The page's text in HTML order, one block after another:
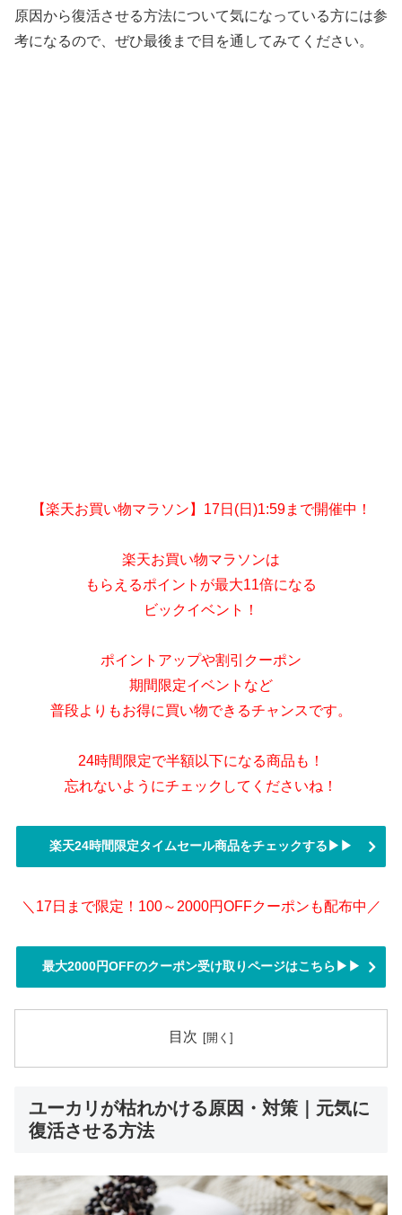
原因から復活させる方法について気になっている方には参
考になるので、ぜひ最後まで目を通してみてください。
【楽天お買い物マラソン】17日(日)1:59まで開催中！
楽天お買い物マラソンは
もらえるポイントが最大11倍になる
ビックイベント！
ポイントアップや割引クーポン
期間限定イベントなど
普段よりもお得に買い物できるチャンスです。
24時間限定で半額以下になる商品も！
忘れないようにチェックしてくださいね！
楽天24時間限定タイムセール商品をチェックする▶▶
＼17日まで限定！100～2000円OFFクーポンも配布中／
最大2000円OFFのクーポン受け取りページはこちら▶▶
目次
ユーカリが枯れかける原因・対策｜元気に
復活させる方法